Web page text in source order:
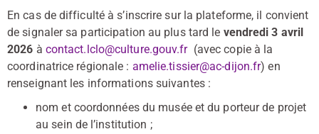
En cas de difficulté à s’inscrire sur la plateforme, il convient
de signaler sa participation au plus tard le vendredi 3 avril
2026 à contact.lclo@culture.gouv.fr(avec copie à la
coordinatrice régionale : amelie.tissier@ac-dijon.fr) en
renseignant les informations suivantes :
nom et coordonnées du musée et du porteur de projet
au sein de l’institution ;